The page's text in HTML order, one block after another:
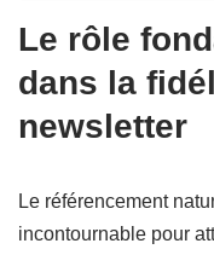
Le rôle
dans la
newsletter
Le référencement
incontournable pour